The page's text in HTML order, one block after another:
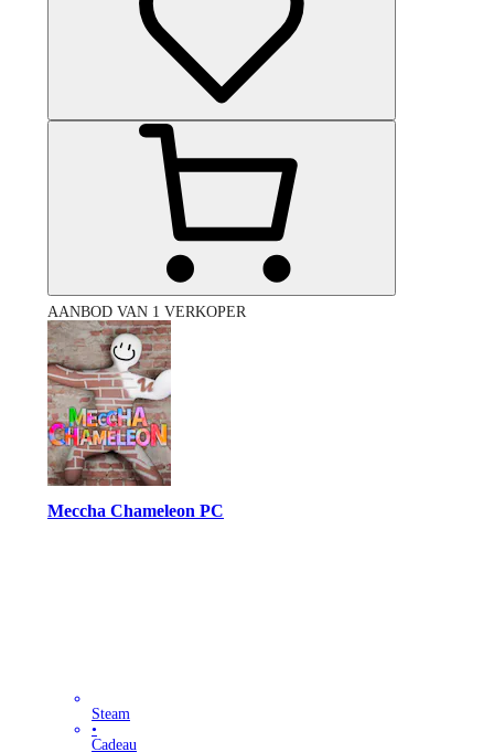
AANBOD VAN 1 VERKOPER
Meccha Chameleon PC
Steam
•
Cadeau